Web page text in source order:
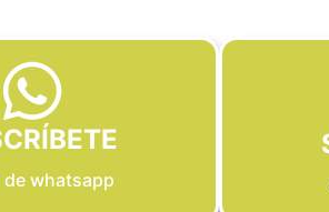
de whatsapp